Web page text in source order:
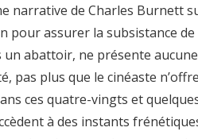
narrative de Charles Burnett
pour assurer la subsistance
abattoir, ne présente
pas plus que le cinéaste
ces quatre-vingts et
à des instants